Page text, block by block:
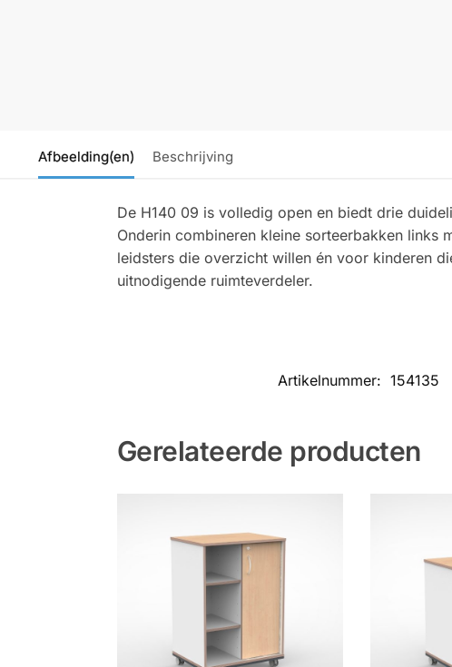
Afbeelding(en) Beschrijving
De H140 09 is volledig open en biedt drie
Onderin combineren kleine sorteerbakken
leidsters die overzicht willen én voor kinderen
uitnodigende ruimteverdeler.
Artikelnummer: 154135
Gerelateerde producten